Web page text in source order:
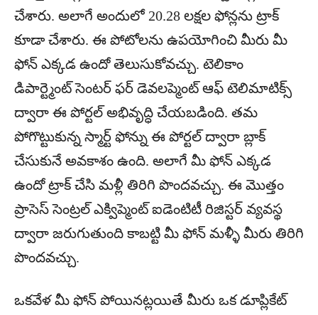
చేశారు. అలాగే అందులో 20.28 లక్షల ఫోన్లను ట్రాక్
కూడా చేశారు. ఈ పోటోలను ఉపయోగించి మీరు మీ
ఫోన్ ఎక్కడ ఉందో తెలుసుకోవచ్చు. టెలికాం
డిపార్ట్మెంట్ సెంటర్ ఫర్ డెవలప్మెంట్ ఆఫ్ టెలిమాటిక్స్
ద్వారా ఈ పోర్టల్ అభివృద్ధి చేయబడింది. తమ
పోగొట్టుకున్న స్మార్ట్ ఫోన్ను ఈ పోర్టల్ ద్వారా బ్లాక్
చేసుకునే అవకాశం ఉంది. అలాగే మీ ఫోన్ ఎక్కడ
ఉందో ట్రాక్ చేసి మళ్లీ తిరిగి పొందవచ్చు. ఈ మొత్తం
ప్రాసెస్ సెంట్రల్ ఎక్విప్మెంట్ ఐడెంటిటీ రిజిస్టర్ వ్యవస్థ
ద్వారా జరుగుతుంది కాబట్టి మీ ఫోన్ మళ్ళీ మీరు తిరిగి
పొందవచ్చు.
ఒకవేళ మీ ఫోన్ పోయినట్లయితే మీరు ఒక డూప్లికేట్